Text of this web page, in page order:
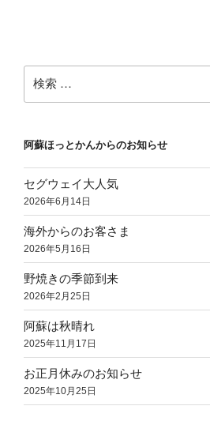
ン
索:
阿蘇ほっとかんからのお知らせ
セグウェイ大人気
2026年6月14日
海外からのお客さま
2026年5月16日
野焼きの季節到来
2026年2月25日
阿蘇は秋晴れ
2025年11月17日
お正月休みのお知らせ
2025年10月25日